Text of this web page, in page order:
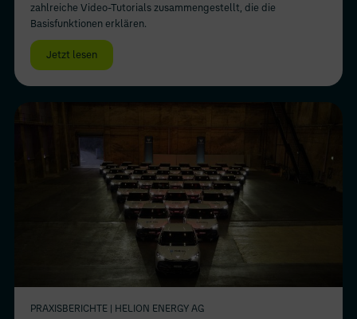
zahlreiche Video-Tutorials zusammengestellt, die die
Basisfunktionen erklären.
Jetzt lesen
PRAXISBERICHTE | HELION ENERGY AG